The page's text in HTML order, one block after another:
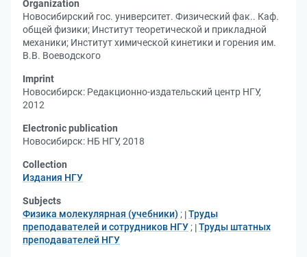
Organization
Новосибирский гос. университет. Физический фак.. Каф.
общей физики; Институт теоретической и прикладной
механики; Институт химической кинетики и горения им.
В.В. Воеводского
Imprint
Новосибирск: Редакционно-издательский центр НГУ,
2012
Electronic publication
Новосибирск: НБ НГУ, 2018
Collection
Издания НГУ
Subjects
Физика молекулярная (учебники) ; Труды
преподавателей и сотрудников НГУ ; Труды штатных
преподавателей НГУ